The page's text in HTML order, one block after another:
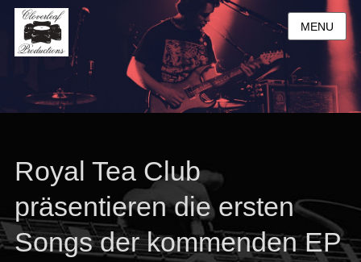
MENU
Royal Tea Club
präsentieren die ersten
Songs der kommenden EP